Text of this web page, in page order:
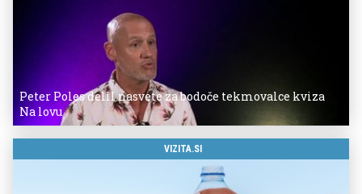
Peter Poles delil nasvete za bodoče tekmovalce kviza
Na lovu
VIZITA.SI